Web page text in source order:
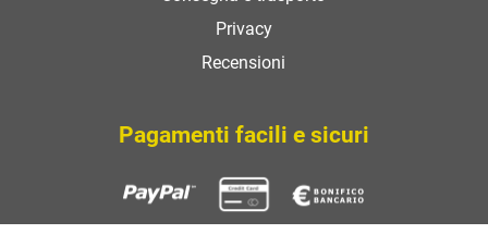
Privacy
Recensioni
Pagamenti facili e sicuri